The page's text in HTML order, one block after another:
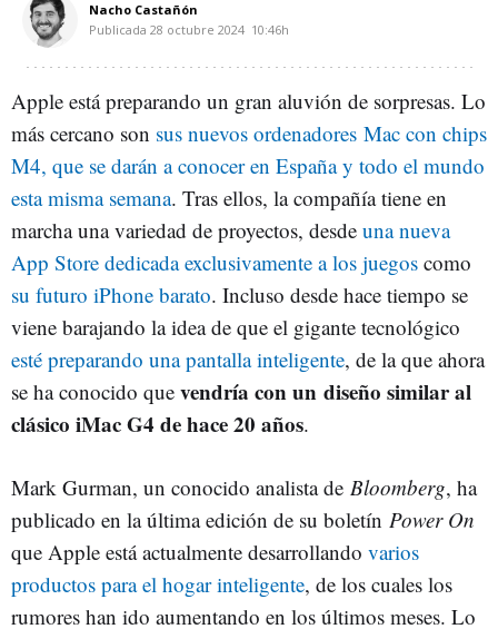
Nacho Castañón
Publicada 28 octubre 2024 10:46h
Apple está preparando un gran aluvión de sorpresas. Lo
más cercano son sus nuevos ordenadores Mac con chips
M4, que se darán a conocer en España y todo el mundo
esta misma semana. Tras ellos, la compañía tiene en
marcha una variedad de proyectos, desde una nueva
App Store dedicada exclusivamente a los juegos como
su futuro iPhone barato. Incluso desde hace tiempo se
viene barajando la idea de que el gigante tecnológico
esté preparando una pantalla inteligente, de la que ahora
se ha conocido que vendría con un diseño similar al
clásico iMac G4 de hace 20 años.
Mark Gurman, un conocido analista de Bloomberg, ha
publicado en la última edición de su boletín Power On
que Apple está actualmente desarrollando varios
productos para el hogar inteligente, de los cuales los
rumores han ido aumentando en los últimos meses. Lo